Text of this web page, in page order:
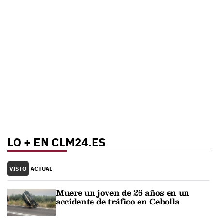
LO + EN CLM24.ES
VISTO ACTUAL
Muere un joven de 26 años en un
accidente de tráfico en Cebolla